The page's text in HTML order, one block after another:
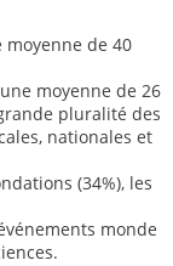
de 40
moyenne de 26
pluralité des
nationales et
(34%), les
monde